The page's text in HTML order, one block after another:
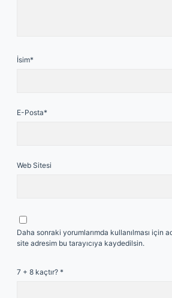
İsim*
E-Posta*
Web Sitesi
Daha sonraki yorumlarımda kullanılması için
site adresim bu tarayıcıya kaydedilsin.
7 + 8 kaçtır? *